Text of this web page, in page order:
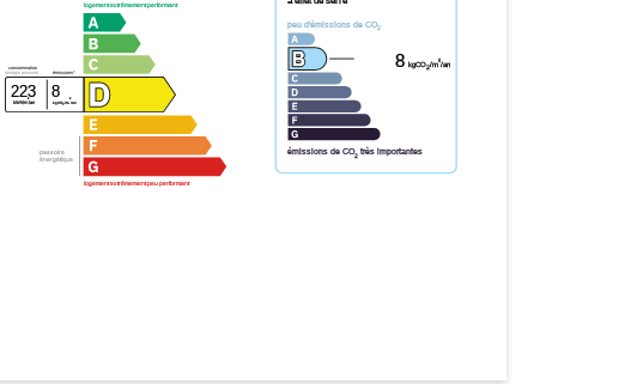
passoire
énergétique
logement extrêmement performant
logement extrêmement peu performant
consommation
(énergie primaire)
223
kWh/m²/an
émissions*
8
kgCO2/m
²
/an
peu d'émissions de CO2
émissions de CO2 très importantes
8 kgCO2/m²/an